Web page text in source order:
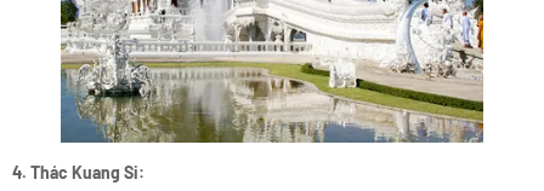
4. Thác Kuang Si: